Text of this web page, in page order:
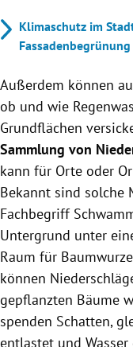
Klimaschutz im
Außerdem können
ob und wie
Grundflächen
Sammlung von
kann für Orte oder
Bekannt sind solche
Fachbegriff
Untergrund unter
Raum für
können
gepflanzten Bäume
spenden Schatten,
entlastet und